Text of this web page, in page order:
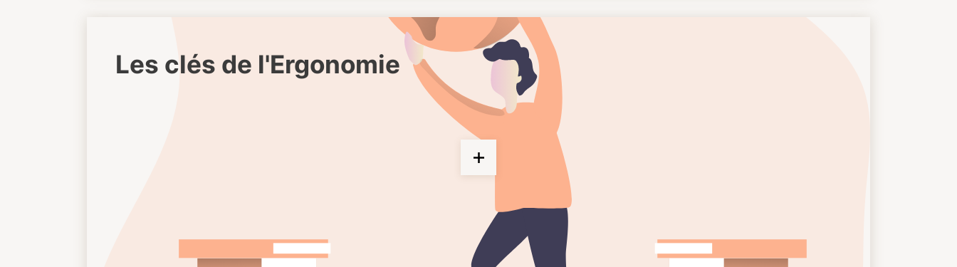
Les clés de l'Ergonomie